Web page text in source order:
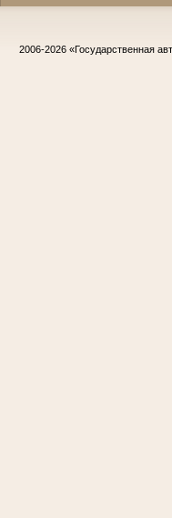
2006-2026 «Государственная